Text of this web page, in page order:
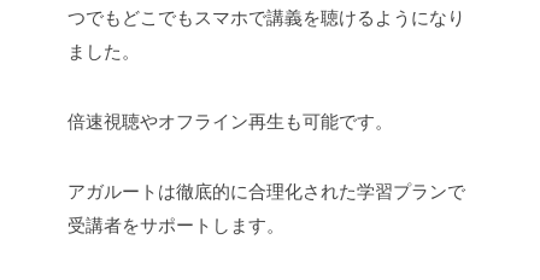
つでもどこでもスマホで講義を聴けるようになり
ました。
倍速視聴やオフライン再生も可能です。
アガルートは徹底的に合理化された学習プランで
受講者をサポートします。